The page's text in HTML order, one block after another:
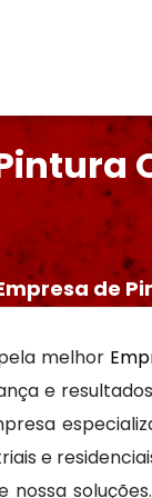
de
melhor
e
e
nossa